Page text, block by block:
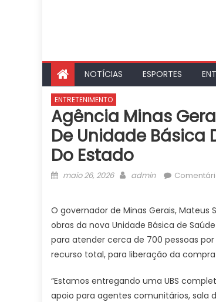
NOTÍCIAS ESPORTES
ENTRETENIMENTO
Agência Minas
De Unidade Básica
Do Estado
Posted
maio 26, 2026 Author
admin
O governador de Minas Gerais,
obras da nova Unidade Básica de
para atender cerca de 700 pessoas
recurso total, para liberação da
“Estamos entregando uma UBS
apoio para agentes comunitários, sala